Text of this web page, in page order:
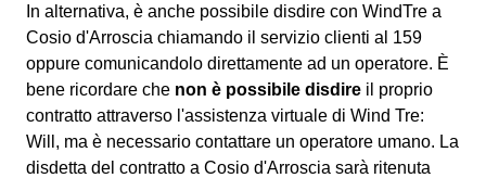
In alternativa, è anche possibile disdire con WindTre a
Cosio d'Arroscia chiamando il servizio clienti al 159
oppure comunicandolo direttamente ad un operatore. È
bene ricordare che non è possibile disdire il proprio
contratto attraverso l'assistenza virtuale di Wind Tre:
Will, ma è necessario contattare un operatore umano. La
disdetta del contratto a Cosio d'Arroscia sarà ritenuta